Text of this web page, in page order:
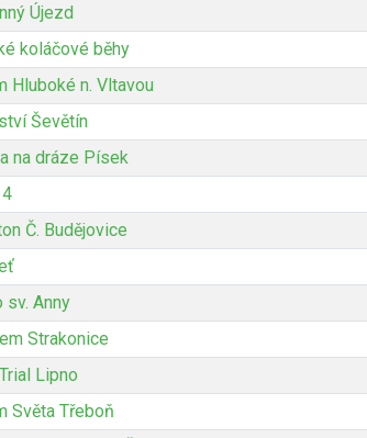
Újezd
koláčové běhy
Hluboké n. Vltavou
Ševětín
na dráze Písek
Č. Budějovice
sv. Anny
Strakonice
Lipno
Světa Třeboň